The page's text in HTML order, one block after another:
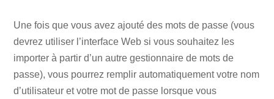
Une fois que vous avez ajouté des mots de passe (vous
devrez utiliser l’interface Web si vous souhaitez les
importer à partir d’un autre gestionnaire de mots de
passe), vous pourrez remplir automatiquement votre nom
d’utilisateur et votre mot de passe lorsque vous